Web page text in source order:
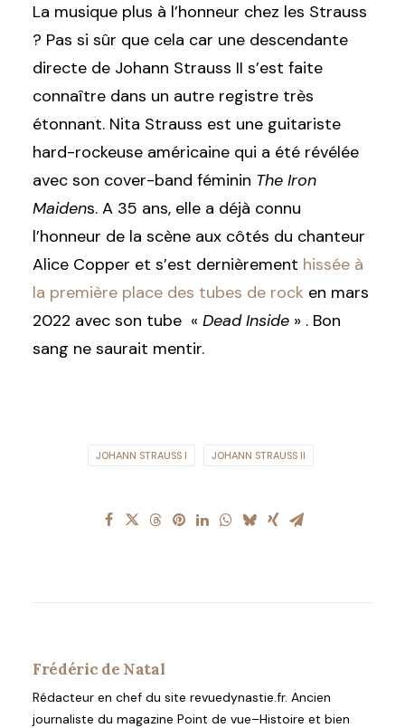
La musique plus à l’honneur chez les Strauss
? Pas si sûr que cela car une descendante
directe de Johann Strauss II s’est faite
connaître dans un autre registre très
étonnant. Nita Strauss est une guitariste
hard-rockeuse américaine qui a été révélée
avec son cover-band féminin The Iron
Maidens. A 35 ans, elle a déjà connu
l’honneur de la scène aux côtés du chanteur
Alice Copper et s’est dernièrement hissée à
la première place des tubes de rock en mars
2022 avec son tube « Dead Inside » . Bon
sang ne saurait mentir.
JOHANN STRAUSS I JOHANN STRAUSS II
Frédéric de Natal
Rédacteur en chef du site revuedynastie.fr. Ancien
journaliste du magazine Point de vue–Histoire et bien